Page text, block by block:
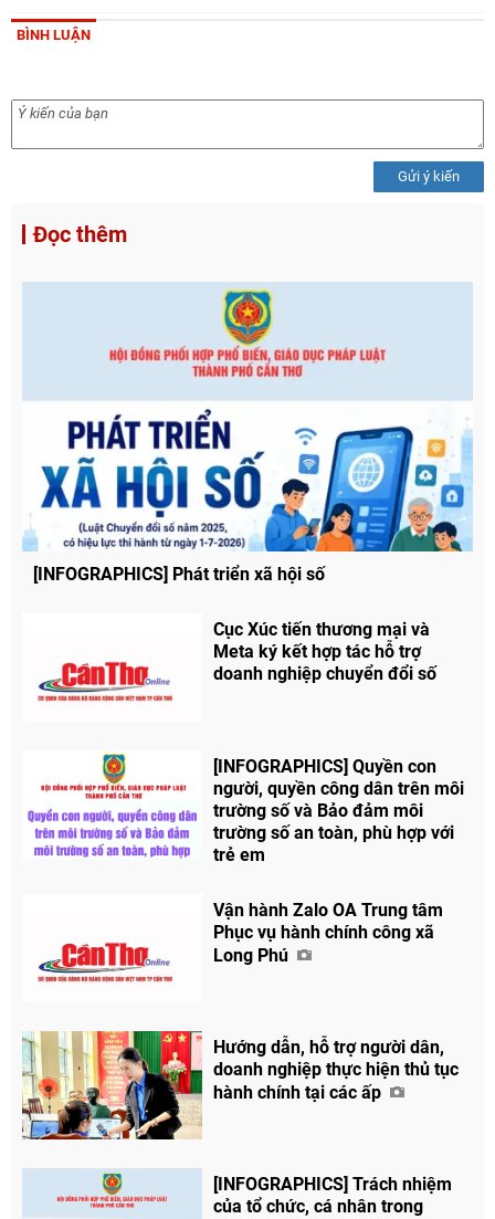
Chia sẻ
Facebook
BÌNH LUẬN
Gửi ý kiến
Đọc thêm
[INFOGRAPHICS] Phát triển xã hội số
Cục Xúc tiến thương mại và
Meta ký kết hợp tác hỗ trợ
doanh nghiệp chuyển đổi số
[INFOGRAPHICS] Quyền con
người, quyền công dân trên môi
trường số và Bảo đảm môi
trường số an toàn, phù hợp với
trẻ em
Vận hành Zalo OA Trung tâm
Phục vụ hành chính công xã
Long Phú
Hướng dẫn, hỗ trợ người dân,
doanh nghiệp thực hiện thủ tục
hành chính tại các ấp
[INFOGRAPHICS] Trách nhiệm
của tổ chức, cá nhân trong